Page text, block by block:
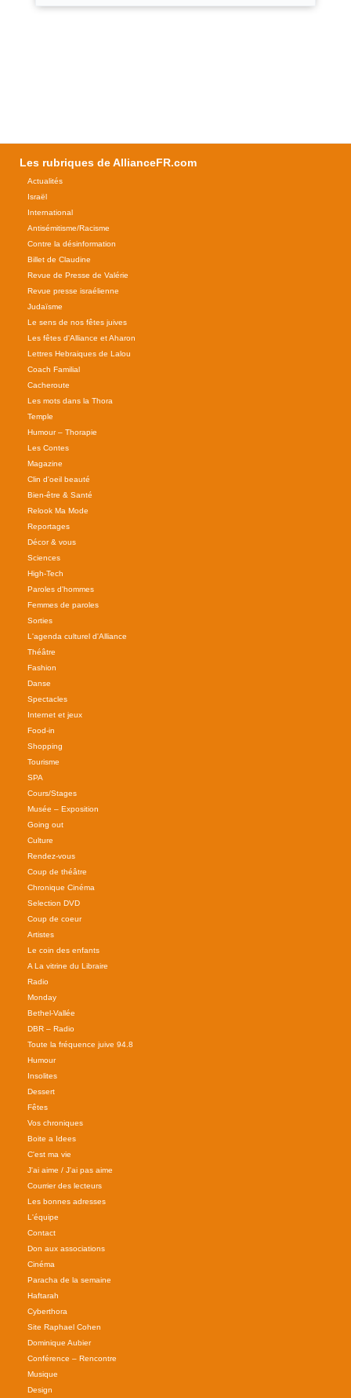
Les rubriques de AllianceFR.com
Actualités
Israël
International
Antisémitisme/Racisme
Contre la désinformation
Billet de Claudine
Revue de Presse de Valérie
Revue presse israélienne
Judaïsme
Le sens de nos fêtes juives
Les fêtes d'Alliance et Aharon
Lettres Hebraiques de Lalou
Coach Familial
Cacheroute
Les mots dans la Thora
Temple
Humour – Thorapie
Les Contes
Magazine
Clin d'oeil beauté
Bien-être & Santé
Relook Ma Mode
Reportages
Décor & vous
Sciences
High-Tech
Paroles d'hommes
Femmes de paroles
Sorties
L'agenda culturel d'Alliance
Théâtre
Fashion
Danse
Spectacles
Internet et jeux
Food-in
Shopping
Tourisme
SPA
Cours/Stages
Musée – Exposition
Going out
Culture
Rendez-vous
Coup de théâtre
Chronique Cinéma
Selection DVD
Coup de coeur
Artistes
Le coin des enfants
A La vitrine du Libraire
Radio
Monday
Bethel-Vallée
DBR – Radio
Toute la fréquence juive 94.8
Humour
Insolites
Dessert
Fêtes
Vos chroniques
Boite a Idees
C'est ma vie
J'ai aime / J'ai pas aime
Courrier des lecteurs
Les bonnes adresses
L'équipe
Contact
Don aux associations
Cinéma
Paracha de la semaine
Haftarah
Cyberthora
Site Raphael Cohen
Dominique Aubier
Conférence – Rencontre
Musique
Design